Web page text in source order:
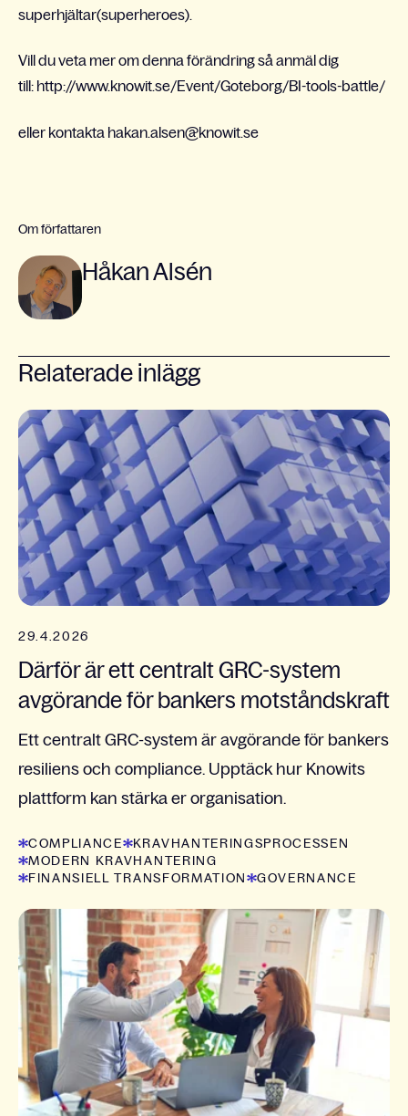
superhjältar(superheroes).
Vill du veta mer om denna förändring så anmäl dig
till: http://www.knowit.se/Event/Goteborg/BI-tools-battle/
eller kontakta hakan.alsen@knowit.se
Om författaren
Håkan Alsén
Relaterade inlägg
29.4.2026
Därför är ett centralt GRC-system
avgörande för bankers motståndskraft
Ett centralt GRC-system är avgörande för bankers
resiliens och compliance. Upptäck hur Knowits
plattform kan stärka er organisation.
COMPLIANCE
KRAVHANTERINGSPROCESSEN
MODERN KRAVHANTERING
FINANSIELL TRANSFORMATION
GOVERNANCE